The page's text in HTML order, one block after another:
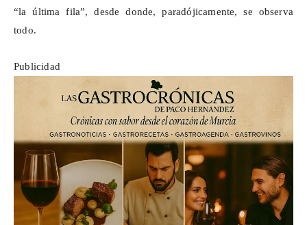
“la última fila”, desde donde, paradójicamente, se observa
todo.
Publicidad